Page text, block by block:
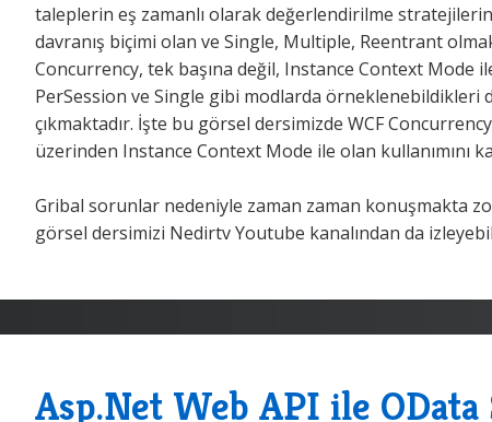
taleplerin eş zamanlı olarak değerlendirilme
davranış biçimi olan ve Single, Multiple, Reentrant
Concurrency, tek başına değil, Instance Context Mode
PerSession ve Single gibi modlarda
çıkmaktadır. İşte bu görsel dersimizde WCF
üzerinden Instance Context Mode ile olan kullanımını
Gribal sorunlar nedeniyle zaman zaman konuşmakta
görsel dersimizi Nedirtv Youtube kanalından da
Asp.Net Web API ile